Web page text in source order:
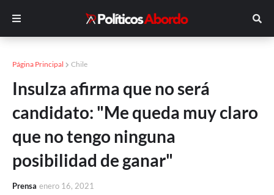
Página Principal Chile
Insulza afirma que no será
candidato: "Me queda muy claro
que no tengo ninguna
posibilidad de ganar"
Prensa enero 16, 2021